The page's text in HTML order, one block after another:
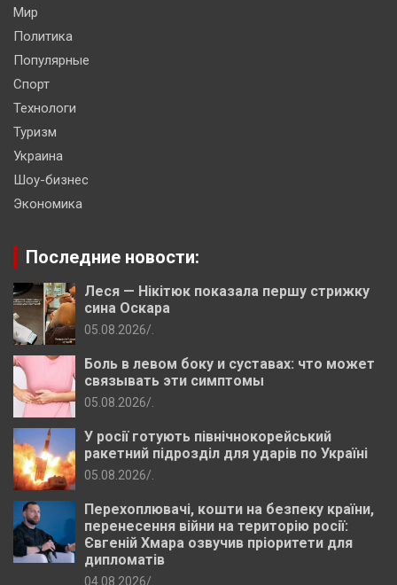
Мир
Политика
Популярные
Спорт
Технологи
Туризм
Украина
Шоу-бизнес
Экономика
Последние новости:
Леся — Нікітюк показала першу стрижку
сина Оскара
05.08.2026
Боль в левом боку и суставах: что может
связывать эти симптомы
05.08.2026
У росії готують північнокорейський
ракетний підрозділ для ударів по Україні
05.08.2026
Перехоплювачі, кошти на безпеку країни,
перенесення війни на територію росії:
Євгеній Хмара озвучив пріоритети для
дипломатів
04.08.2026